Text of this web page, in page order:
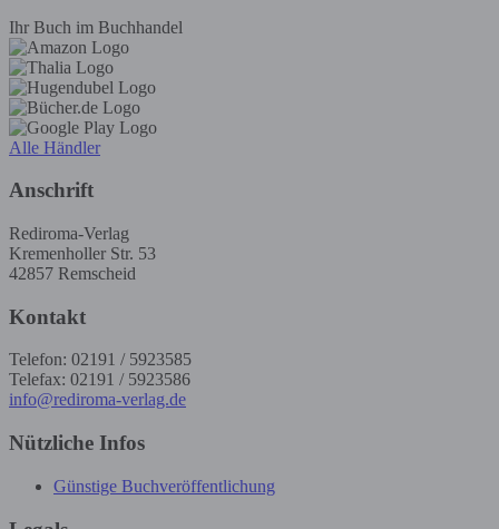
Ihr Buch im Buchhandel
Alle Händler
Anschrift
Rediroma-Verlag
Kremenholler Str. 53
42857 Remscheid
Kontakt
Telefon: 02191 / 5923585
Telefax: 02191 / 5923586
info@rediroma-verlag.de
Nützliche Infos
Günstige Buchveröffentlichung